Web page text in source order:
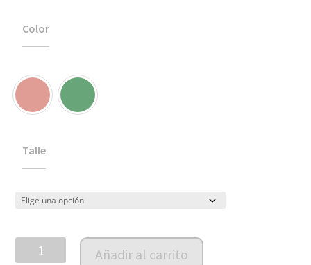
Color
Talle
Conjunto
Añadir al carrito